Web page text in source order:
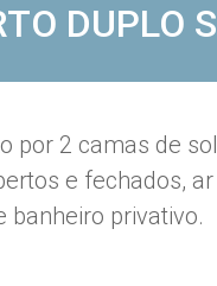
DUPLO
por 2 camas de
e fechados,
banheiro privativo.